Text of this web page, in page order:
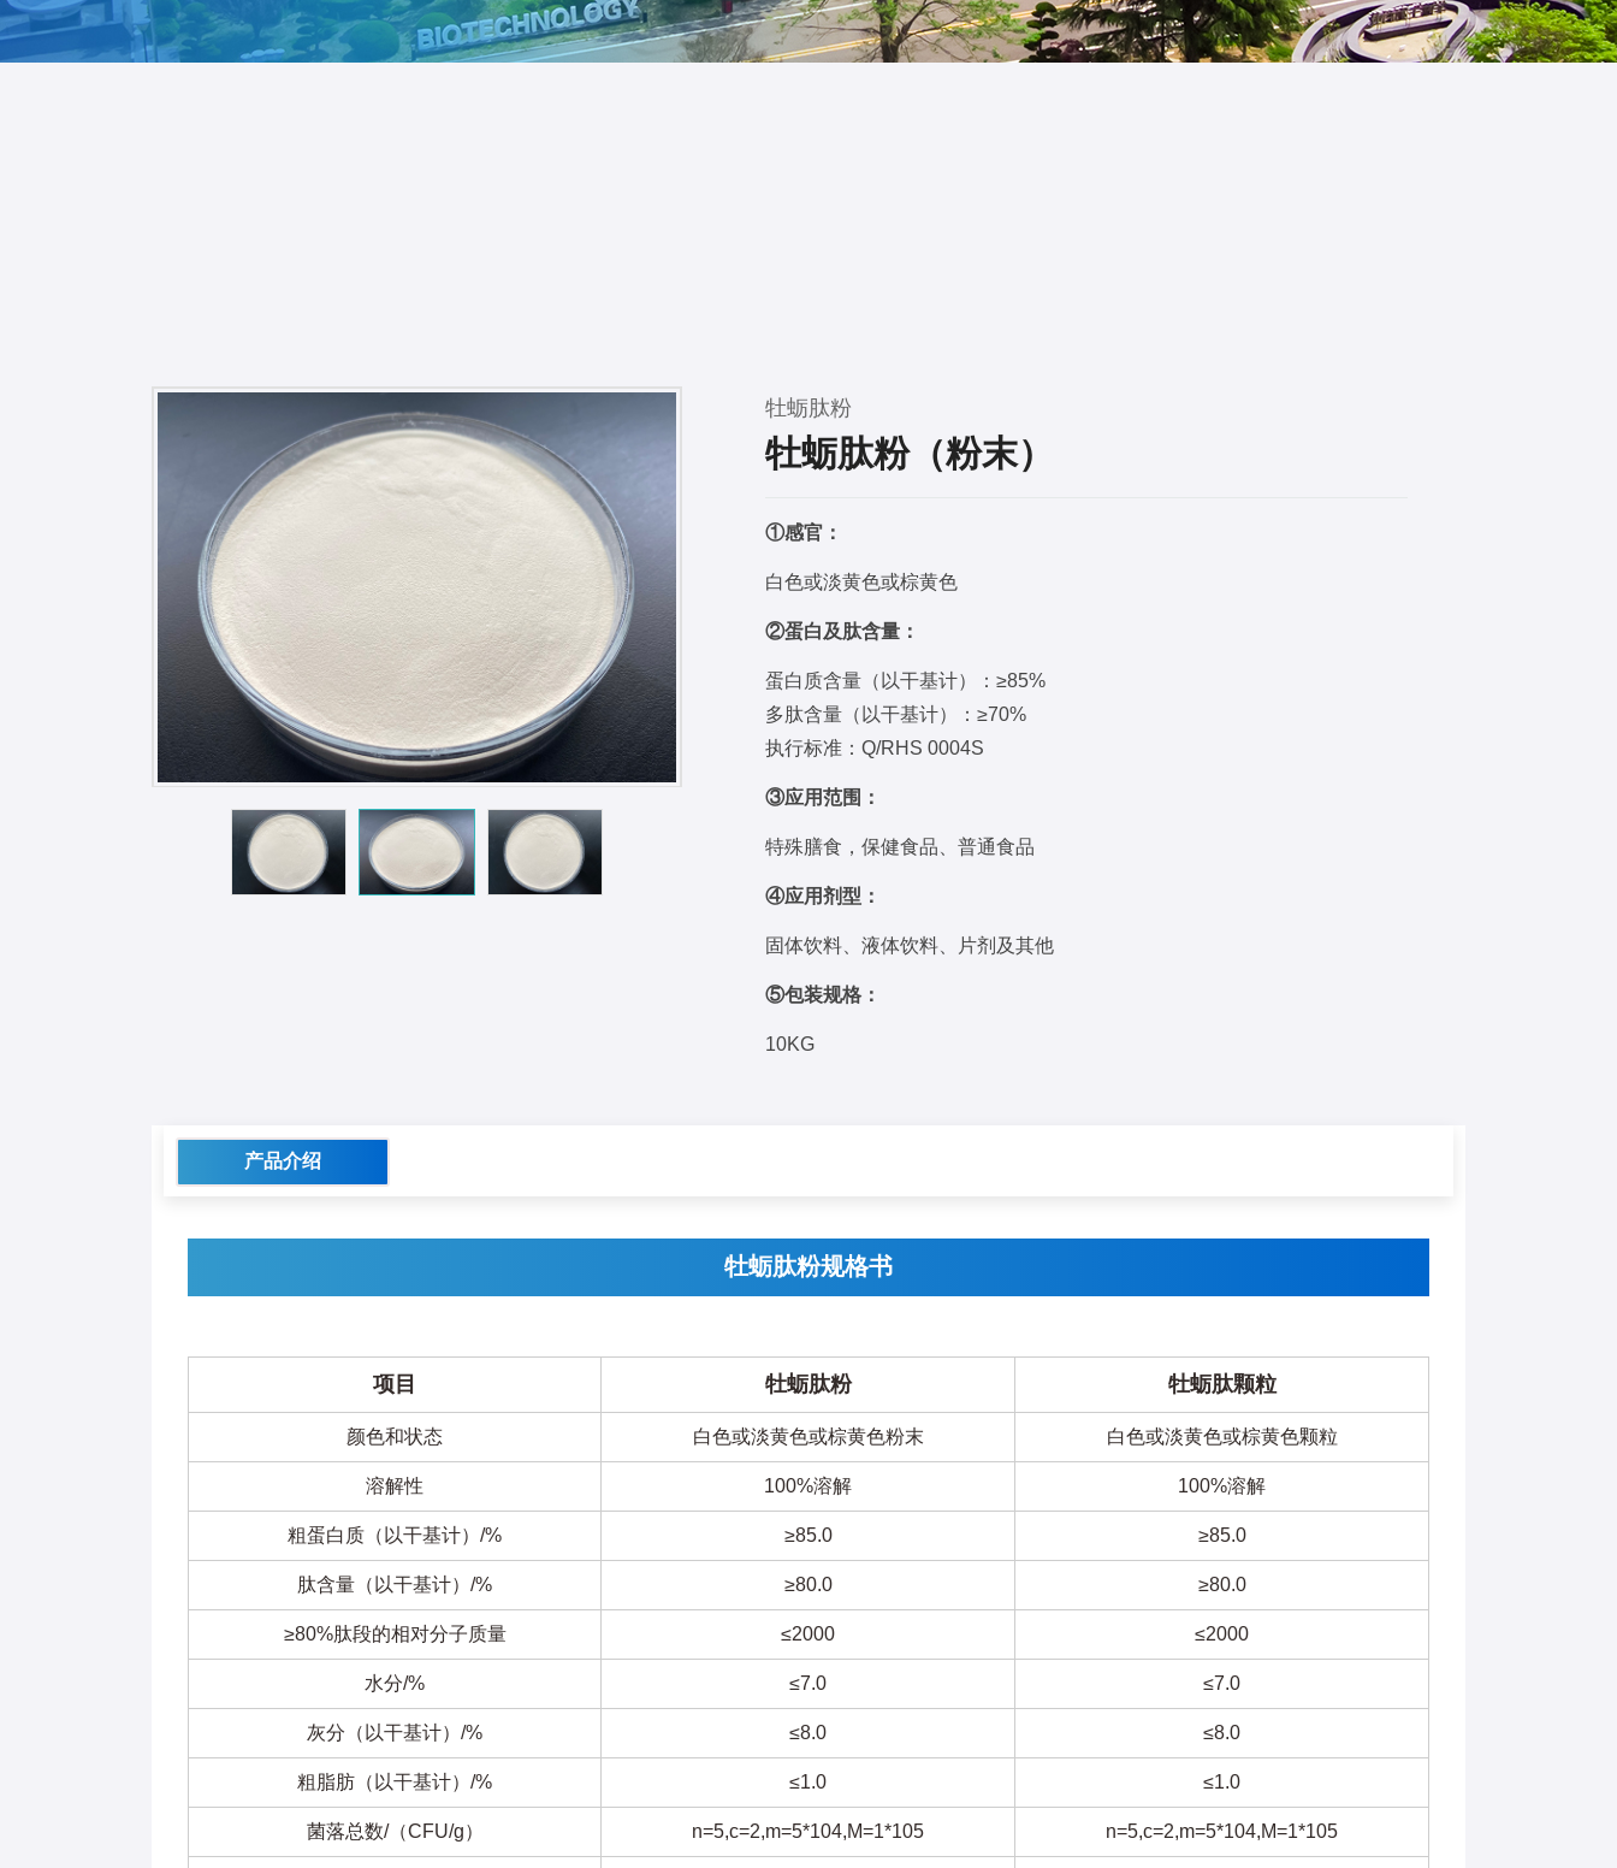
牡蛎肽粉
牡蛎肽粉（粉末）
①感官：
白色或淡黄色或棕黄色
②蛋白及肽含量：
蛋白质含量（以干基计）：≥85%
多肽含量（以干基计）：≥70%
执行标准：Q/RHS 0004S
③应用范围：
特殊膳食，保健食品、普通食品
④应用剂型：
固体饮料、液体饮料、片剂及其他
⑤包装规格：
10KG
产品介绍
牡蛎肽粉规格书
项目 牡蛎肽粉 牡蛎肽颗粒
颜色和状态 白色或淡黄色或棕黄色粉末 白色或淡黄色或棕黄色颗粒
溶解性 100%溶解 100%溶解
粗蛋白质（以干基计）/% ≥85.0 ≥85.0
肽含量（以干基计）/% ≥80.0 ≥80.0
≥80%肽段的相对分子质量 ≤2000 ≤2000
水分/% ≤7.0 ≤7.0
灰分（以干基计）/% ≤8.0 ≤8.0
粗脂肪（以干基计）/% ≤1.0 ≤1.0
菌落总数/（CFU/g） n=5,c=2,m=5*104,M=1*105 n=5,c=2,m=5*104,M=1*105